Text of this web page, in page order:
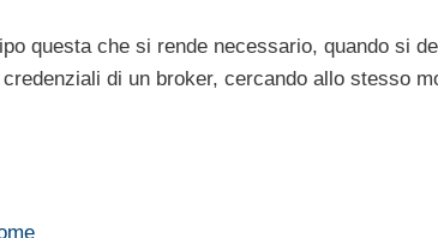
questa che si rende necessario, quando si
di un broker, cercando allo stesso